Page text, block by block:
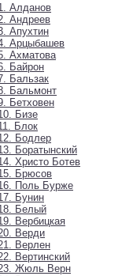
Алданов
Андреев
Апухтин
Арцыбашев
Ахматова
Байрон
Бальзак
Бальмонт
Бетховен
Бизе
Блок
Бодлер
Боратынский
Христо Ботев
Брюсов
Поль Бурже
Бунин
Белый
Вербицкая
Верди
Верлен
Вертинский
Жюль Верн